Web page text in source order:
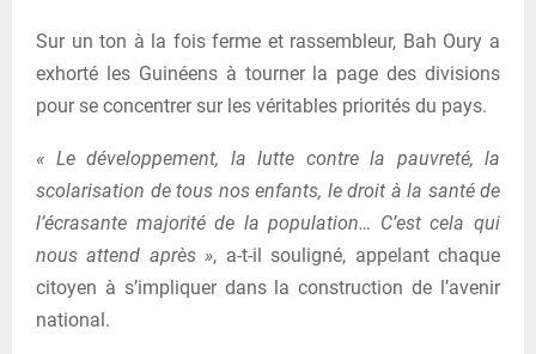
Sur un ton à la fois ferme et rassembleur, Bah Oury a
exhorté les Guinéens à tourner la page des divisions
pour se concentrer sur les véritables priorités du pays.
« Le développement, la lutte contre la pauvreté, la
scolarisation de tous nos enfants, le droit à la santé de
l’écrasante majorité de la population… C’est cela qui
nous attend après », a-t-il souligné, appelant chaque
citoyen à s’impliquer dans la construction de l’avenir
national.